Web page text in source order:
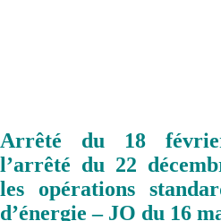
Arrêté du 18
l’arrêté du 22
les opérations
d’énergie – JO du 16